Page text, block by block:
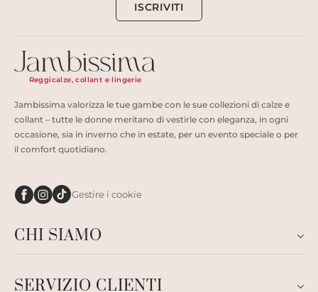
ISCRIVITI
Reggicalze, collant e lingerie
Jambissima valorizza le tue gambe con le sue collezioni di calze e
collant – tutte le donne meritano di vestirle con eleganza, in ogni
occasione, sia in inverno che in estate, per un evento speciale o per
il comfort quotidiano.
Gestire i cookie
CHI SIAMO
SERVIZIO CLIENTI